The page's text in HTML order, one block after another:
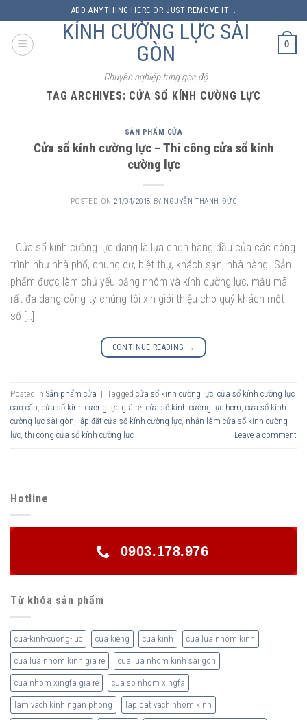
to
content
ADD ANYTHING HERE OR JUST REMOVE IT...
KÍNH CƯỜNG LỰC SÀI
GÒN
Chuyên nghiệp từng góc độ
0
TAG ARCHIVES: CỬA SỔ KÍNH CƯỜNG LỰC
SẢN PHẨM CỬA
Cửa sổ kính cường lực – Thi công cửa sổ kính
cường lực
POSTED ON 21/04/2018 BY NGUYỄN THÀNH ĐỨC
Cửa sổ kính cường lực đang là lựa chọn hàng đầu của các công
trình như nhà phố, chung cư, biệt thự, khách sạn, nhà hàng…Sản
phẩm được làm chủ yếu bằng nhôm và kính cường lực, mẫu mã
rất đa dạng công ty chúng tôi xin giới thiệu cho quý khách một
số […]
CONTINUE READING →
Posted in Sản phẩm cửa | Tagged cửa sổ kính cường lực cửa sổ kính cường lực
cao cấp cửa sổ kính cường lực giá rẻ cửa sổ kính cường lực hcm cửa sổ kính
cường lực sài gòn
lắp đặt cửa sổ kính cường lực nhận làm cửa sổ kính cường
lực thi công cửa sổ kính cường lực Leave a comment
Hotline
0903.178.976
Từ khóa sản phẩm
cua-kinh-cuong-luc cua kieng cua kinh cua lua nhom kinh
cua lua nhom kinh gia re cua lua nhom kinh sai gon
cua nhom xingfa gia re cua so nhom xingfa
lam vach kinh ngan phong lap dat vach nhom kinh